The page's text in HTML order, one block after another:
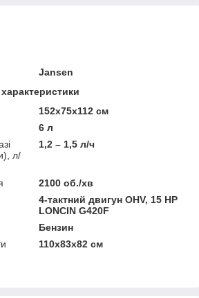
Jansen
152x75x112 см
6 л
л/
1,2 – 1,5 л/ч
2100 об./хв
4-тактний двигун OHV, 15 HP
LONCIN G420F
Бензин
110х83х82 см